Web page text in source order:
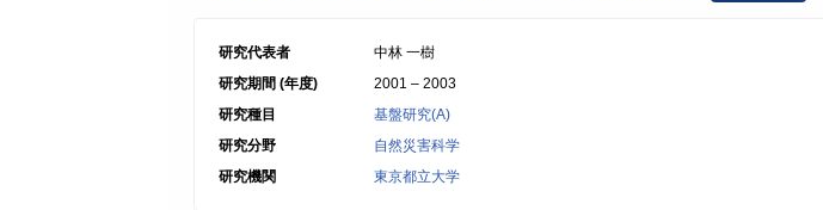
研究代表者
中林 一樹
研究期間 (年度)
2001 – 2003
研究種目
基盤研究(A)
研究分野
自然災害科学
研究機関
東京都立大学